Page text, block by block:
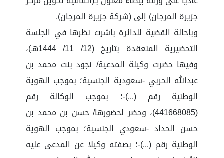
جزيرة المرجان) إلى (شركة جزيرة المرجان).
وبإحالة القضية للدائرة باشرت نظرها في الجلسة
التحضيرية المنعقدة بتاريخ (12/ 11/ 1444هـ)،
وفيها حضرت وكيلة المدعية/ نجود بنت محمد بن
عبدالله الحربي -سعودية الجنسية؛ بموجب الهوية
الوطنية رقم (...)-؛ بموجب الوكالة رقم
(441668085)، وحضر لحضورها/ حسن بن محمد بن
حسن الحداد -سعودي الجنسية؛ بموجب الهوية
الوطنية رقم (...)-؛ بصفته وكيلا عن المدعى عليه